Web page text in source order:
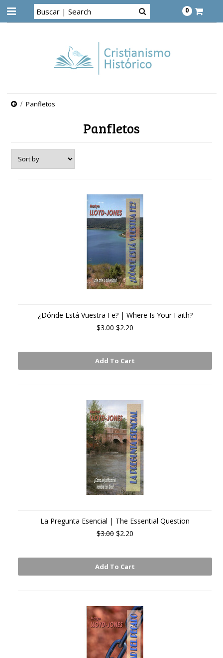
0
Panfletos
Panfletos
¿Dónde Está Vuestra Fe? | Where Is Your Faith?
$3.00 $2.20
Add To Cart
La Pregunta Esencial | The Essential Question
$3.00 $2.20
Add To Cart